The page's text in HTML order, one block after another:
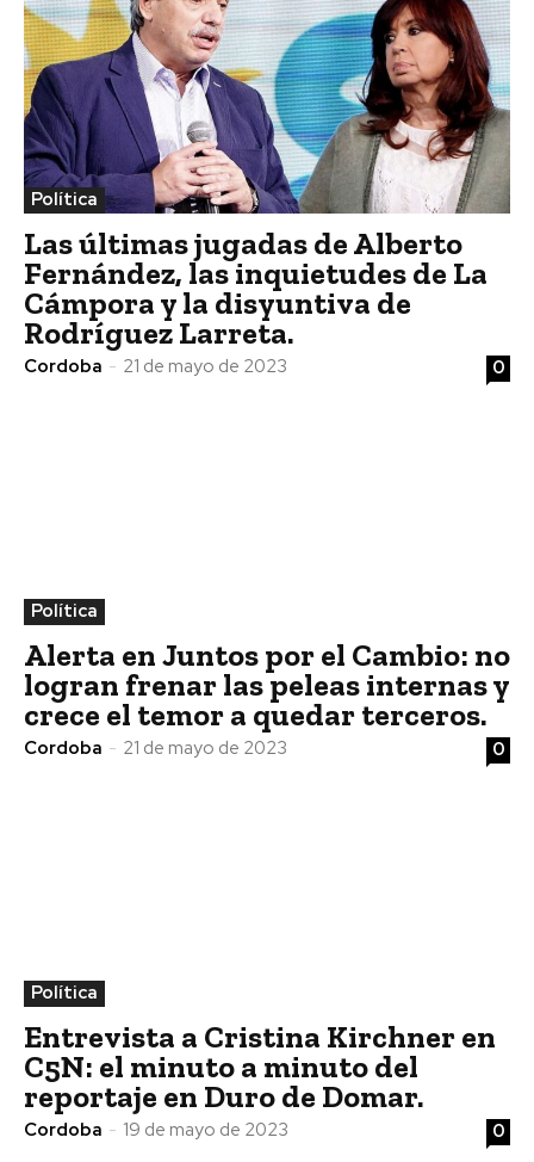
Política
Las últimas jugadas de Alberto
Fernández, las inquietudes de La
Cámpora y la disyuntiva de
Rodríguez Larreta.
Cordoba - 21 de mayo de 2023 0
Política
Alerta en Juntos por el Cambio: no
logran frenar las peleas internas y
crece el temor a quedar terceros.
Cordoba - 21 de mayo de 2023 0
Política
Entrevista a Cristina Kirchner en
C5N: el minuto a minuto del
reportaje en Duro de Domar.
Cordoba - 19 de mayo de 2023 0